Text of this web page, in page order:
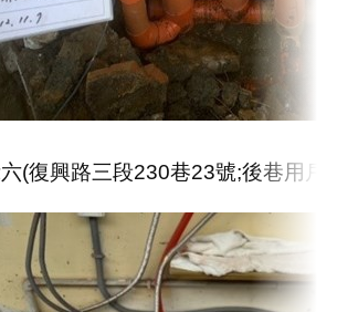
(復興路三段230巷23號;後巷用戶